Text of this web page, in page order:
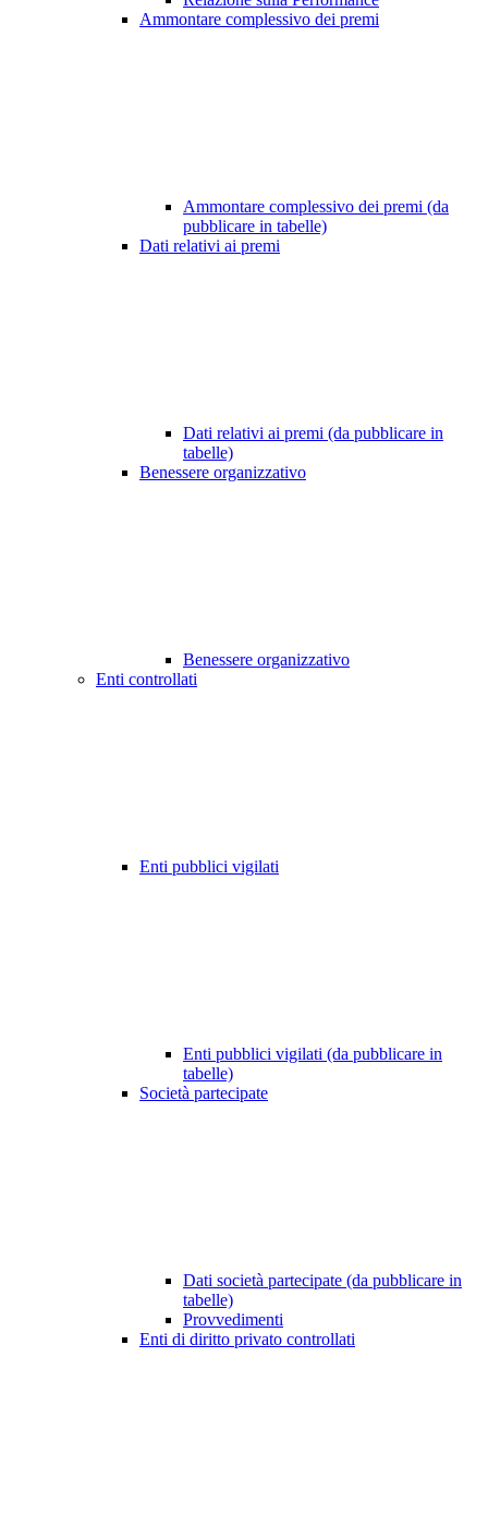
Ammontare complessivo dei premi
Ammontare complessivo dei premi (da
pubblicare in tabelle)
Dati relativi ai premi
Dati relativi ai premi (da pubblicare in
tabelle)
Benessere organizzativo
Benessere organizzativo
Enti controllati
Enti pubblici vigilati
Enti pubblici vigilati (da pubblicare in
tabelle)
Società partecipate
Dati società partecipate (da pubblicare in
tabelle)
Provvedimenti
Enti di diritto privato controllati